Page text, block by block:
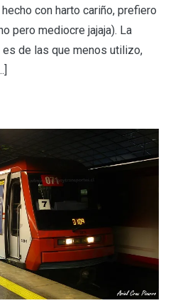
con harto cariño, prefiero
pero mediocre jajaja). La
de las que menos utilizo,